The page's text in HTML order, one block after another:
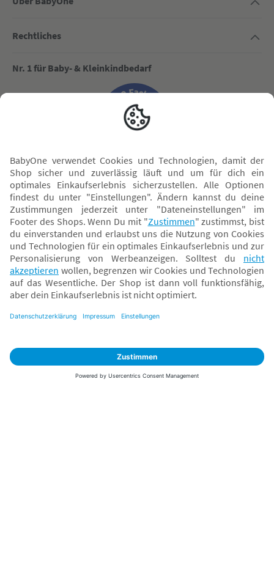
Rechtliches
Nr. 1 für Baby- & Kleinkindbedarf